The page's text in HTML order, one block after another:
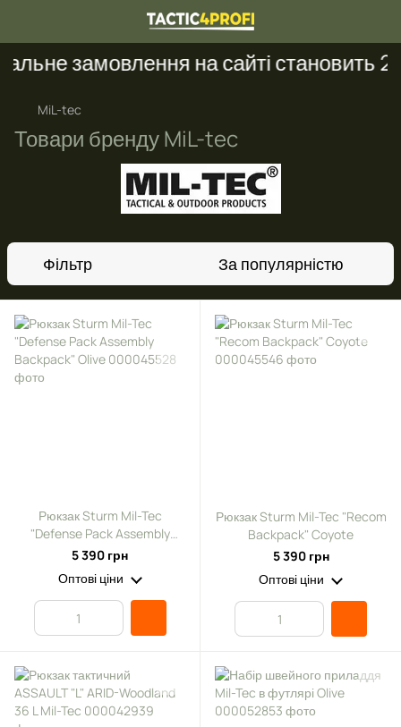
замовлення на сайті становить
MiL-tec
Товари бренду MiL-tec
Фільтр За популярністю
Рюкзак Sturm Mil-Tec
"Defense Pack Assembly
Backpack" Olive
5 390 грн
Оптові ціни
Рюкзак Sturm Mil-Tec "Recom
Backpack" Coyote
5 390 грн
Оптові ціни